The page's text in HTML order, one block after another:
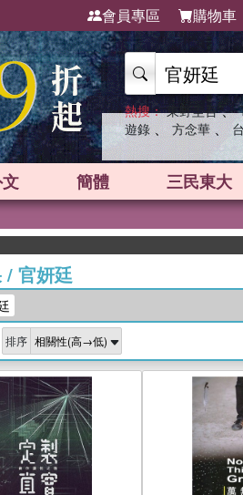
會員專區 購物車
熱搜： 東野圭吾 、
遊錄 、 方念華 、
簡體 三民東大
/ 官妍廷
排序